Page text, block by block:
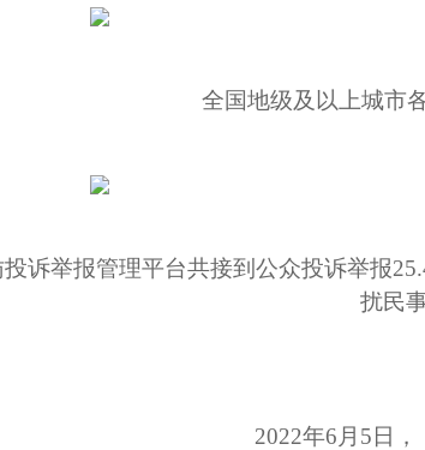
全国地级及以上城市
诉举报管理平台共接到公众投诉举报
扰民
2022年6月5日